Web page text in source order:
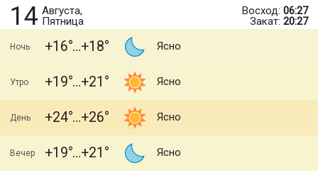
14 Августа,
Пятница
Восход: 06:27
Закат: 20:27
Ночь +16 +18 Ясно
Утро +19 +21 Ясно
День +24 +26 Ясно
Вечер +19 +21 Ясно